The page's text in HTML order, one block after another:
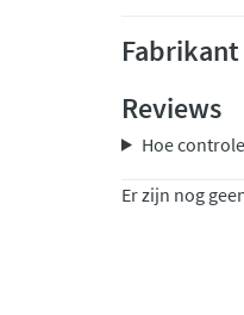
Reviews
Hoe
Er zijn nog